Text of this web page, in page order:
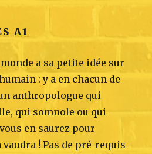
A1
a sa petite idée sur
: y a en chacun de
anthropologue qui
qui somnole ou qui
en saurez pour
! Pas de pré-requis